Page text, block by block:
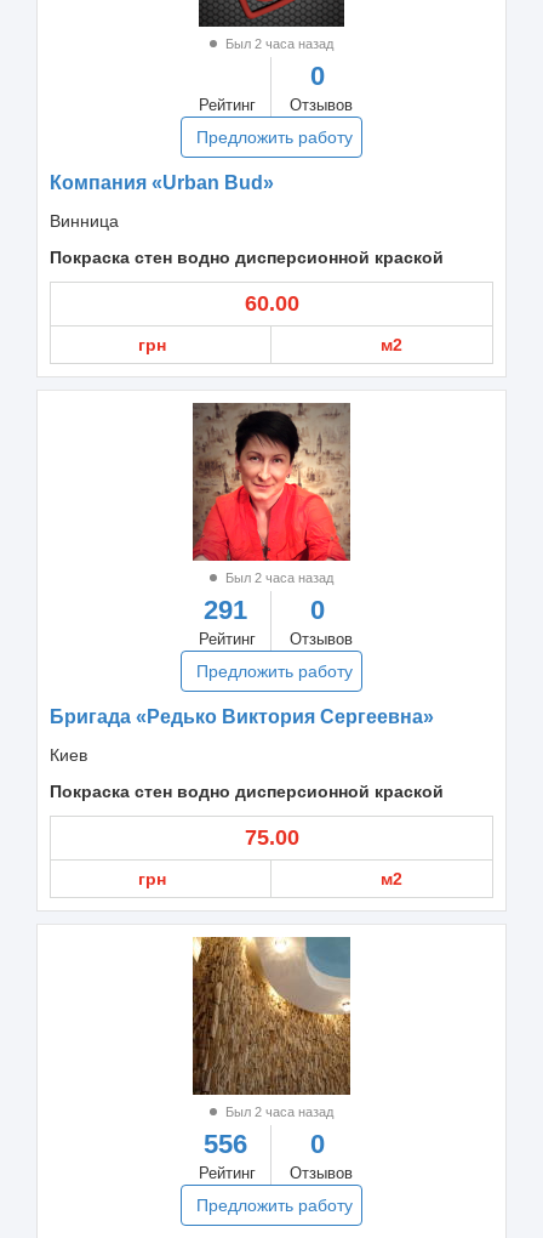
Был 2 часа назад
Рейтинг
0
Отзывов
Предложить работу
Компания «Urban Bud»
Винница
Покраска стен водно дисперсионной краской
60.00
грн м2
Был 2 часа назад
291
Рейтинг
0
Отзывов
Предложить работу
Бригада «Редько Виктория Сергеевна»
Киев
Покраска стен водно дисперсионной краской
75.00
грн м2
Был 2 часа назад
556
Рейтинг
0
Отзывов
Предложить работу